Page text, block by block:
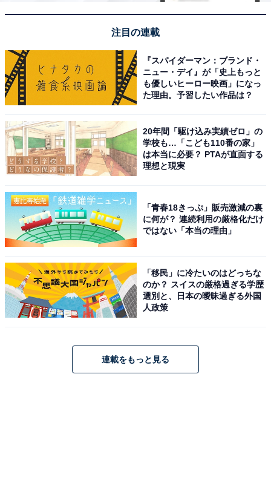
注目の連載
『スパイダーマン：ブランド・
ニュー・デイ』が「史上もっと
も優しいヒーロー映画」になっ
た理由。予習したい作品は？
20年間「駆け込み実績ゼロ」の
学校も…「こども110番の家」
は本当に必要？ PTAが直面する
理想と現実
「青春18きっぷ」販売激減の裏
に何が？ 連続利用の厳格化だけ
ではない「本当の理由」
「移民」に冷たいのはどっちな
のか？ スイスの厳格過ぎる学歴
選別と、日本の曖昧過ぎる外国
人政策
連載をもっと見る